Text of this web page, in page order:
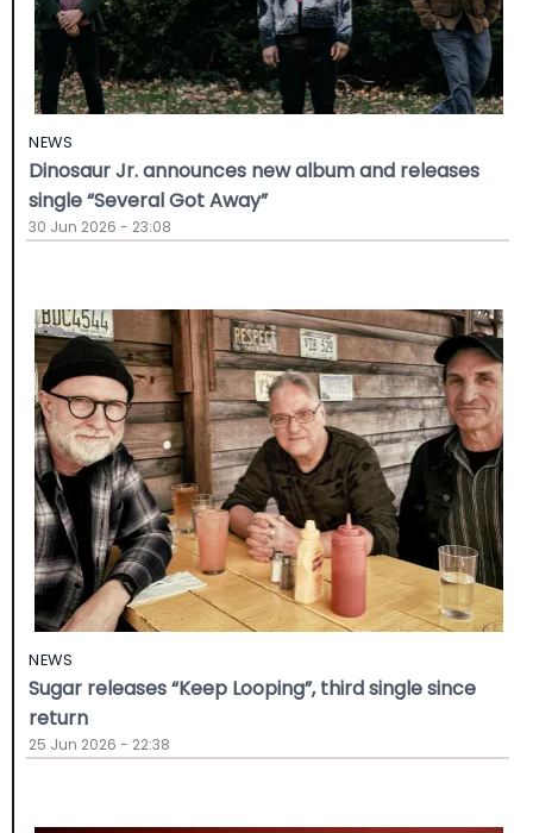
NEWS
Dinosaur Jr. announces new album and releases
single “Several Got Away”
30 Jun 2026 - 23:08
NEWS
Sugar releases “Keep Looping”, third single since
return
25 Jun 2026 - 22:38